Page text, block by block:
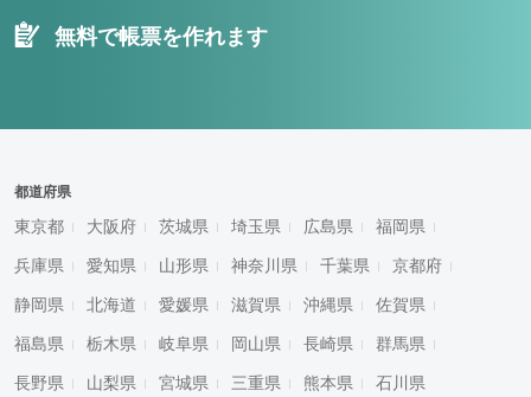
無料で帳票を作れます
都道府県
東京都 大阪府 茨城県 埼玉県 広島県 福岡県
兵庫県 愛知県 山形県 神奈川県 千葉県 京都府
静岡県 北海道 愛媛県 滋賀県 沖縄県 佐賀県
福島県 栃木県 岐阜県 岡山県 長崎県 群馬県
長野県 山梨県 宮城県 三重県 熊本県 石川県